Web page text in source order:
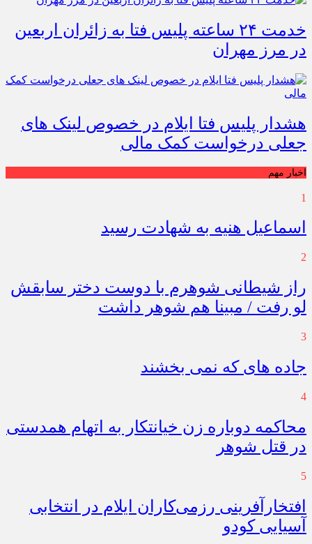
خدمت ۲۴ ساعته پلیس فتا به زائران اربعین
در مرز مهران
هشدار پلیس فتا ایلام در خصوص لینک های
جعلی درخواست کمک مالی
اخبار مهم
1
اسماعیل هنیه به شهادت رسید
2
راز شیطانی شوهرم با دوست دختر سابقش
لو رفت / مبینا هم شوهر داشت
3
جاده های که نمی بخشند
4
محاکمه دوباره زن خیانتکار به اتهام همدستی
در قتل شوهر
5
افتخارآفرینی رزمی‌کاران ایلام در انتخابی
آسیایی کودو